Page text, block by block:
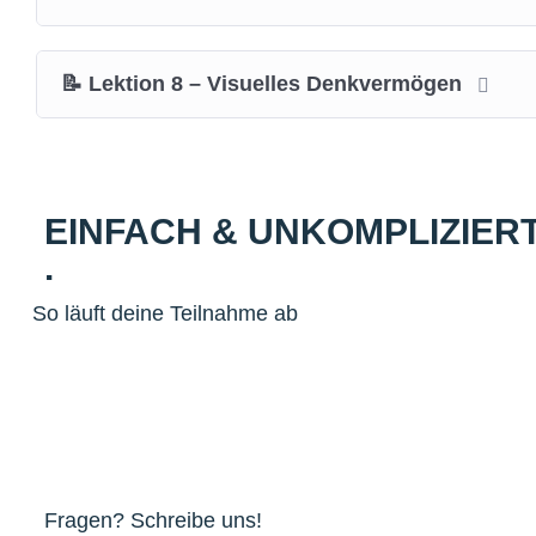
📝 Lektion 8 – Visuelles Denkvermögen
EINFACH &
.
So läuft deine Teilnahme ab
Fragen? Schreibe uns!